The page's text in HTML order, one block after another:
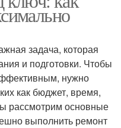
задача, которая
и подготовки. Чтобы
нужно
как бюджет, время,
рассмотрим основные
выполнить ремонт